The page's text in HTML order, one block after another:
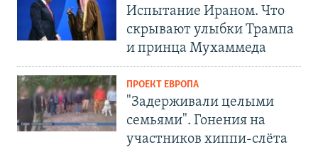
Испытание Ираном. Что
скрывают улыбки Трампа
и принца Мухаммеда
ПРОЕКТ ЕВРОПА
"Задерживали целыми
семьями". Гонения на
участников хиппи-слёта